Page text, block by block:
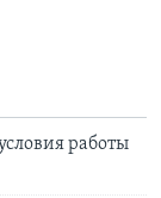
работы